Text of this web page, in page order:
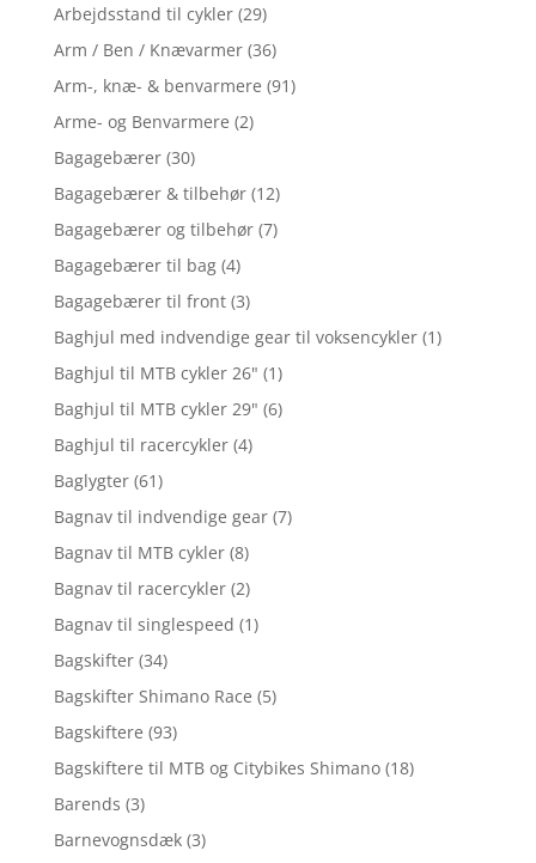
Arbejdsstand til cykler (29)
Arm / Ben / Knævarmer (36)
Arm-, knæ- & benvarmere (91)
Arme- og Benvarmere (2)
Bagagebærer (30)
Bagagebærer & tilbehør (12)
Bagagebærer og tilbehør (7)
Bagagebærer til bag (4)
Bagagebærer til front (3)
Baghjul med indvendige gear til voksencykler (1)
Baghjul til MTB cykler 26" (1)
Baghjul til MTB cykler 29" (6)
Baghjul til racercykler (4)
Baglygter (61)
Bagnav til indvendige gear (7)
Bagnav til MTB cykler (8)
Bagnav til racercykler (2)
Bagnav til singlespeed (1)
Bagskifter (34)
Bagskifter Shimano Race (5)
Bagskiftere (93)
Bagskiftere til MTB og Citybikes Shimano (18)
Barends (3)
Barnevognsdæk (3)